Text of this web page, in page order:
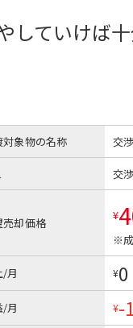
していけば
対象物の名称 交
交
売却価格 ¥
※
/月 ¥0
/月 ¥-